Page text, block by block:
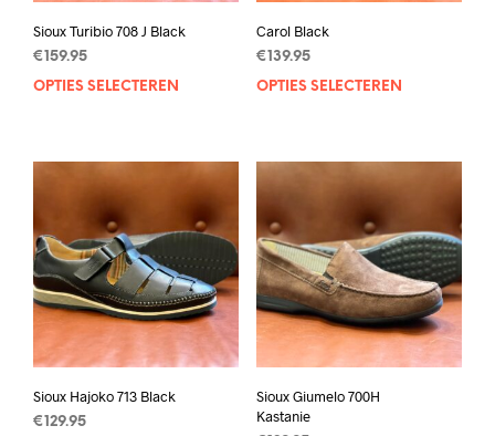
Sioux Turibio 708 J Black
€ 159.95
OPTIES SELECTEREN
Dit
meerdere
variaties.
optie
kan
gekozen
worden
de
productpagina
Carol Black
€ 139.95
OPTIES SELECTEREN
kan
Sioux Hajoko 713 Black
€ 129.95
Sioux Giumelo 700H
Kastanie